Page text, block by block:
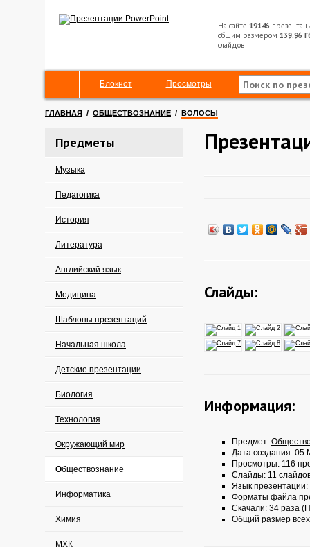
На сайте 19146
общим размером 139.96
слайдов
Блокнот Просмотры
ГЛАВНАЯ / ОБЩЕСТВОЗНАНИЕ / ВОЛОСЫ
Предметы
Музыка
Педагогика
История
Литература
Английский язык
Медицина
Шаблоны презентаций
Начальная школа
Детские презентации
Биология
Технология
Окружающий мир
Обществознание
Информатика
Химия
МХК
Слайды:
Информация:
Предмет:
Дата создания: 05
Просмотры: 116
Слайды: 11
Язык презентации:
Форматы файла
Скачали: 34 раза
Общий размер